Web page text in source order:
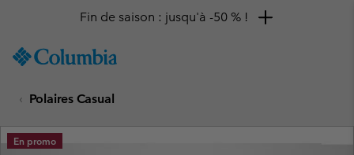
TO
SKIP
MAIN
NAV
Fin de saison : jusqu'à -50 % !
Polaires Casual
En promo